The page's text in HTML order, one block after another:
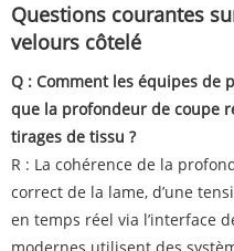
Questions courantes
velours côtelé
Q : Comment les équipes de
que la profondeur de coupe
tirages de tissu ?
R : La cohérence de la
correct de la lame, d’une
en temps réel via l’interface